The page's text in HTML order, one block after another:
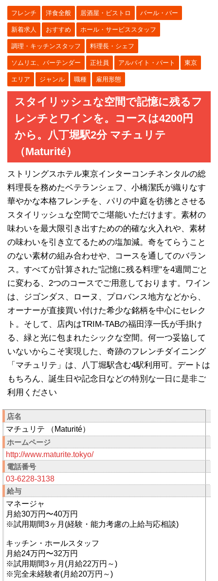
フレンチ 洋食全般 居酒屋・ビストロ バール・バー
新着求人 おすすめ ホール・サービススタッフ
調理・キッチンスタッフ 料理長・シェフ
ソムリエ、バーテンダー 正社員 アルバイト・パート 東京
エリア ジャンル 職種 雇用形態
スタイリッシュな空間で記憶に残るフ
レンチとワインを。コースは4200円
から。八丁堀駅2分 マチュリテ
（Maturité）
ストリングスホテル東京インターコンチネンタルの総
料理長を務めたベテランシェフ、小橋潔氏が織りなす
華やかな本格フレンチを、パリの中庭を彷彿とさせる
スタイリッシュな空間でご堪能いただけます。素材の
味わいを最大限引き出すための的確な火入れや、素材
の味わいを引き立てるための塩加減。奇をてらうこと
のない素材の組み合わせや、コースを通してのバラン
ス。すべてが計算された"記憶に残る料理"を4週間ごと
に変わる、2つのコースでご用意しております。ワイン
は、ジゴンダス、ローヌ、プロバンス地方などから、
オーナーが直接買い付けた希少な銘柄を中心にセレク
ト。そして、店内はTRIM-TABの福田淳一氏が手掛け
る、緑と光に包まれたシックな空間。何一つ妥協して
いないからこそ実現した、奇跡のフレンチダイニング
「マチュリテ」は、八丁堀駅含む4駅利用可。デートは
もちろん、誕生日や記念日などの特別な一日に是非ご
利用ください
店名
マチュリテ （Maturité）
ホームページ
http://www.maturite.tokyo/
電話番号
03-6228-3138
給与
マネージャ
月給30万円〜40万円
※試用期間3ヶ月(経験・能力考慮の上給与応相談)
キッチン・ホールスタッフ
月給24万円〜32万円
※試用期間3ヶ月(月給22万円～)
※完全未経験者(月給20万円～)